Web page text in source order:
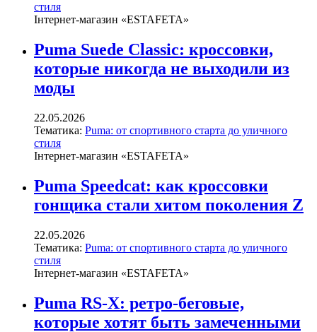
стиля
Інтернет-магазин «ESTAFETA»
Puma Suede Classic: кроссовки,
которые никогда не выходили из
моды
22.05.2026
Тематика: Puma: от спортивного старта до уличного
стиля
Інтернет-магазин «ESTAFETA»
Puma Speedcat: как кроссовки
гонщика стали хитом поколения Z
22.05.2026
Тематика: Puma: от спортивного старта до уличного
стиля
Інтернет-магазин «ESTAFETA»
Puma RS-X: ретро-беговые,
которые хотят быть замеченными